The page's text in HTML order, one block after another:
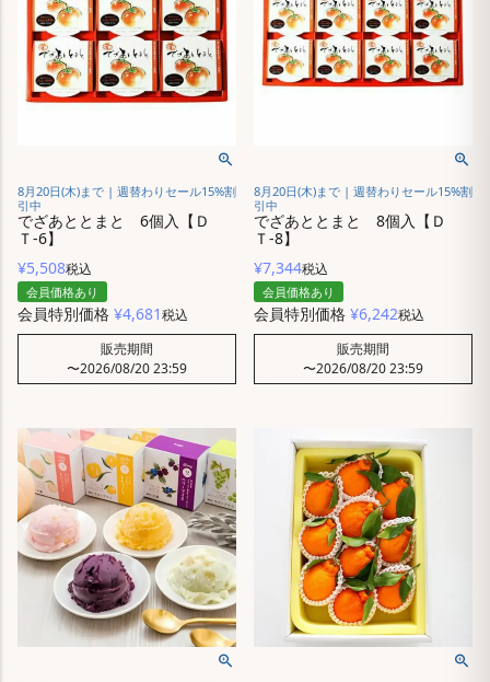
8月20日(木)まで | 週替わりセール15%割
引中
でざあととまと 6個入【Ｄ
Ｔ-6】
¥5,508税込
会員価格あり
会員特別価格 ¥4,681税込
販売期間
〜2026/08/20 23:59
8月20日(木)まで | 週替わりセール15%割
引中
でざあととまと 8個入【Ｄ
Ｔ-8】
¥7,344税込
会員価格あり
会員特別価格 ¥6,242税込
販売期間
〜2026/08/20 23:59